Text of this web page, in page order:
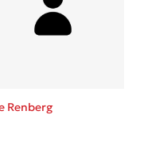
Renberg